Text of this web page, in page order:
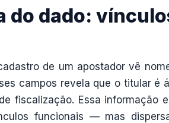
do dado:
de um apostador vê
campos revela que o titular é
fiscalização. Essa informação
funcionais — mas